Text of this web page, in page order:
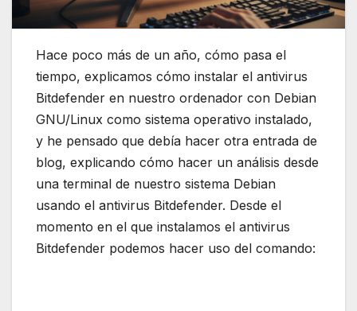
Hace poco más de un año, cómo pasa el
tiempo, explicamos cómo instalar el antivirus
Bitdefender en nuestro ordenador con Debian
GNU/Linux como sistema operativo instalado,
y he pensado que debía hacer otra entrada de
blog, explicando cómo hacer un análisis desde
una terminal de nuestro sistema Debian
usando el antivirus Bitdefender. Desde el
momento en el que instalamos el antivirus
Bitdefender podemos hacer uso del comando: